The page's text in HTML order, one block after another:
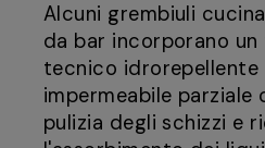
Alcuni grembiuli
da bar incorporano
tecnico idrorepellente
impermeabile parziale
pulizia degli schizzi e